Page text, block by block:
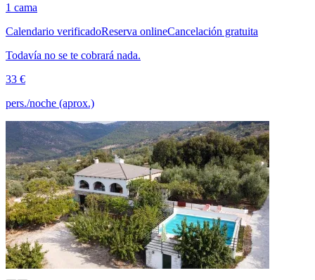
1 cama
Calendario verificadoReserva onlineCancelación gratuita
Todavía no se te cobrará nada.
33 €
pers./noche (aprox.)